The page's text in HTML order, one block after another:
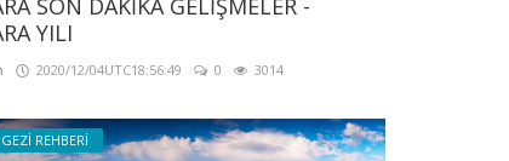
SON DAKİKA GELİŞMELER -
YILI
2020/12/04UTC18:56:49 0 3014
REHBERİ